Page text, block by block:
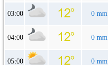
03:00 0 mm
04:00 0 mm
05:00 0 mm